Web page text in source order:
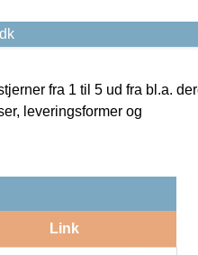
fra 1 til 5 ud fra bl.a.
leveringsformer og
Link